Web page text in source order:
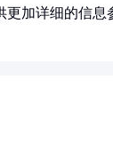
加详细的信息